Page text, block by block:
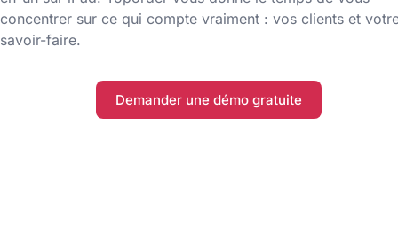
concentrer sur ce qui compte vraiment : vos clients et
savoir-faire.
Demander une démo gratuite